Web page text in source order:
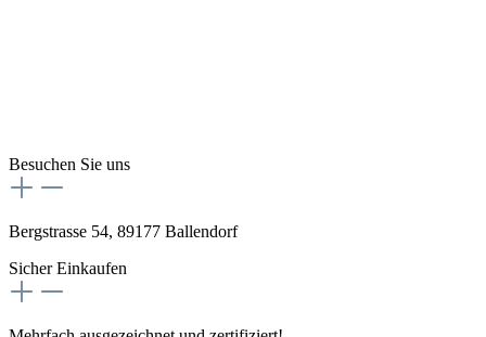
Besuchen Sie uns
Bergstrasse 54, 89177 Ballendorf
Sicher Einkaufen